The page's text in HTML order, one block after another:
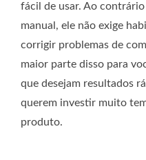
fácil de usar. Ao
manual, ele não exige
corrigir problemas de
maior parte disso para
que desejam resultados
querem investir muito
produto.